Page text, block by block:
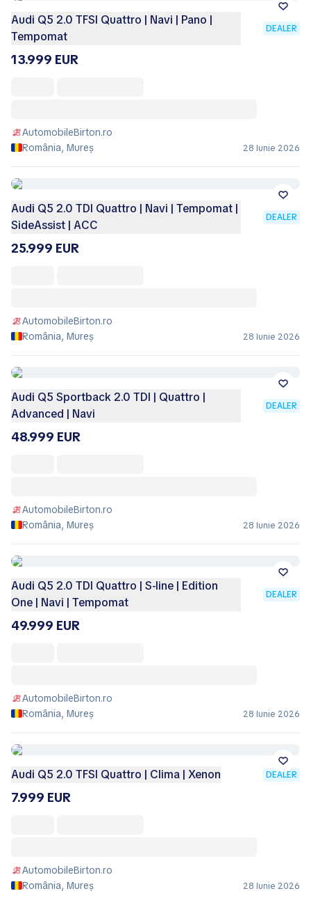
Audi Q5 2.0 TFSI Quattro | Navi | Pano |
Tempomat
DEALER
13.999 EUR
AutomobileBirton.ro
România, Mureș
28 Iunie 2026
Audi Q5 2.0 TDI Quattro | Navi | Tempomat |
SideAssist | ACC
DEALER
25.999 EUR
AutomobileBirton.ro
România, Mureș
28 Iunie 2026
Audi Q5 Sportback 2.0 TDI | Quattro |
Advanced | Navi
DEALER
48.999 EUR
AutomobileBirton.ro
România, Mureș
28 Iunie 2026
Audi Q5 2.0 TDI Quattro | S-line | Edition
One | Navi | Tempomat
DEALER
49.999 EUR
AutomobileBirton.ro
România, Mureș
28 Iunie 2026
Audi Q5 2.0 TFSI Quattro | Clima | Xenon DEALER
7.999 EUR
AutomobileBirton.ro
România, Mureș
28 Iunie 2026